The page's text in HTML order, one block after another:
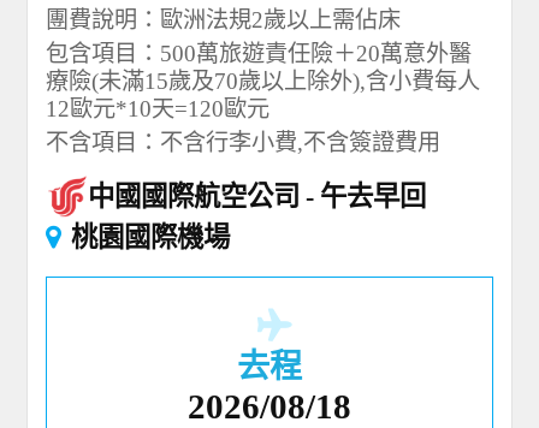
團費說明：歐洲法規2歲以上需佔床
包含項目：500萬旅遊責任險＋20萬意外醫
療險(未滿15歲及70歲以上除外),含小費每人
12歐元*10天=120歐元
不含項目：不含行李小費,不含簽證費用
中國國際航空公司
午去早回
桃園國際機場
去程
2026/08/18